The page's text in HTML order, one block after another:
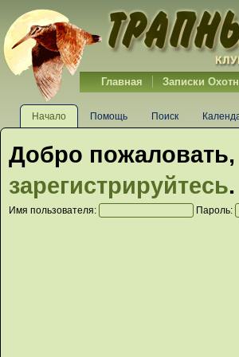
Главная Записки
Начало Помощь Поиск
Добро пожаловать,
зарегистрируйтесь.
Имя пользователя: Пароль: